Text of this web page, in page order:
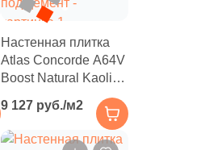
Настенная плитка
Atlas Concorde A64V
Boost Natural Kaolin
3D Texture 50x120
бежевая матовая
под цемент
9 127 руб./м2